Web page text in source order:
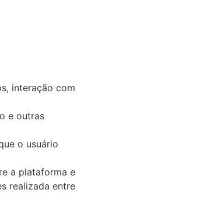
interação com
e outras
o usuário
a plataforma e
realizada entre